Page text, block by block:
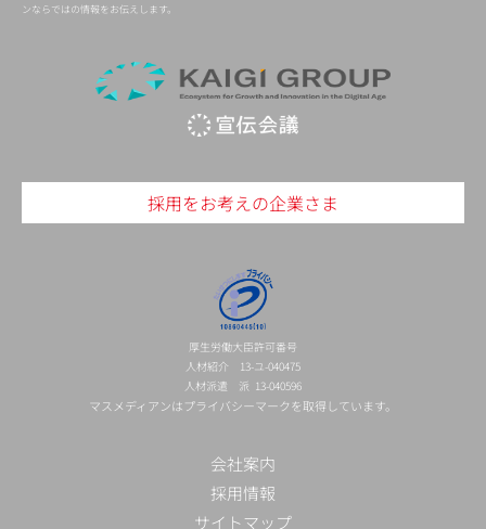
ンならではの情報をお伝えします。
採用をお考えの企業さま
厚生労働大臣許可番号
人材紹介 13-ユ-040475
人材派遣 派 13-040596
マスメディアンはプライバシーマークを取得しています。
会社案内
採用情報
サイトマップ